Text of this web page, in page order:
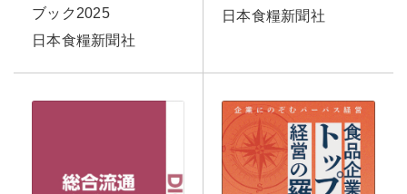
ブック2025
日本食糧新聞社
日本食糧新聞社